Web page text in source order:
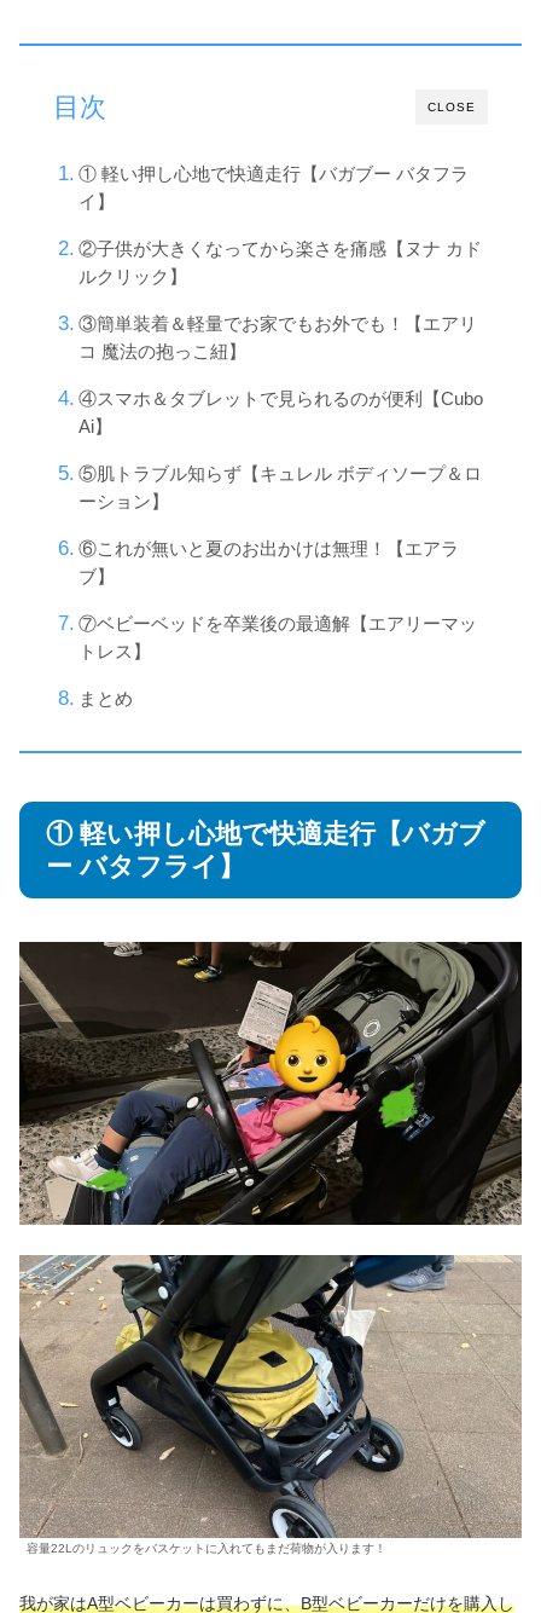
CLOSE
目次
① 軽い押し心地で快適走行【バガブー バタフラ
イ】
②子供が大きくなってから楽さを痛感【ヌナ カド
ルクリック】
③簡単装着＆軽量でお家でもお外でも！【エアリ
コ 魔法の抱っこ紐】
④スマホ＆タブレットで見られるのが便利【Cubo
Ai】
⑤肌トラブル知らず【キュレル ボディソープ＆ロ
ーション】
⑥これが無いと夏のお出かけは無理！【エアラ
ブ】
⑦ベビーベッドを卒業後の最適解【エアリーマッ
トレス】
まとめ
① 軽い押し心地で快適走行【バガブ
ー バタフライ】
容量22Lのリュックをバスケットに入れてもまだ荷物が入ります！
我が家はA型ベビーカーは買わずに、B型ベビーカーだけを購入し